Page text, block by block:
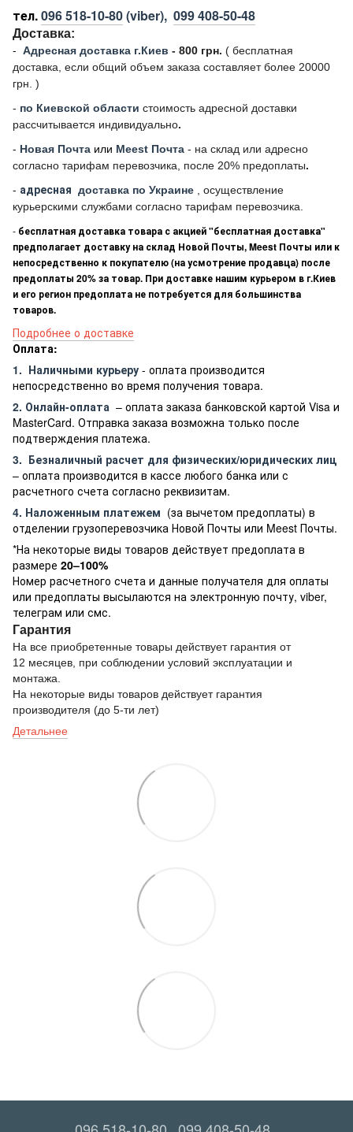
тел.096 518-10-80(viber), 099 408-50-48
Доставка:
- Адресная доставка г.Киев - 800 грн. ( бесплатная
доставка, если общий объем заказа составляет более 20000
грн. )
- по Киевской области стоимость адресной доставки
рассчитывается индивидуально.
- Новая Почта или Meest Почта - на склад или адресно
согласно тарифам перевозчика, после 20% предоплаты.
- адресная доставка по Украине
, осуществление
курьерскими службами согласно тарифам перевозчика.
- бесплатная доставка товара с акцией "бесплатная доставка"
предполагает доставку на склад Новой Почты, Meest Почты или к
непосредственно к покупателю (на усмотрение продавца) после
предоплаты 20% за товар. При доставке нашим курьером в г.Киев
и его регион предоплата не потребуется для большинства
товаров.
Подробнее о доставке
Оплата:
1. Наличными курьеру - оплата производится
непосредственно во время получения товара.
2. Онлайн-оплата – оплата заказа банковской картой Visa и
MasterCard. Отправка заказа возможна только после
подтверждения платежа.
3. Безналичный расчет для физических/юридических лиц
– оплата производится в кассе любого банка или с
расчетного счета согласно реквизитам.
4. Наложенным платежем (за вычетом предоплаты) в
отделении грузоперевозчика Новой Почты или Meest Почты.
*На некоторые виды товаров действует предоплата в
размере 20–100%
Номер расчетного счета и данные получателя для оплаты
или предоплаты высылаются на электронную почту, viber,
телеграм или смс.
Гарантия
На все приобретенные товары действует гарантия от
12 месяцев, при соблюдении условий эксплуатации и
монтажа.
На некоторые виды товаров действует гарантия
производителя (до 5-ти лет)
Детальнее